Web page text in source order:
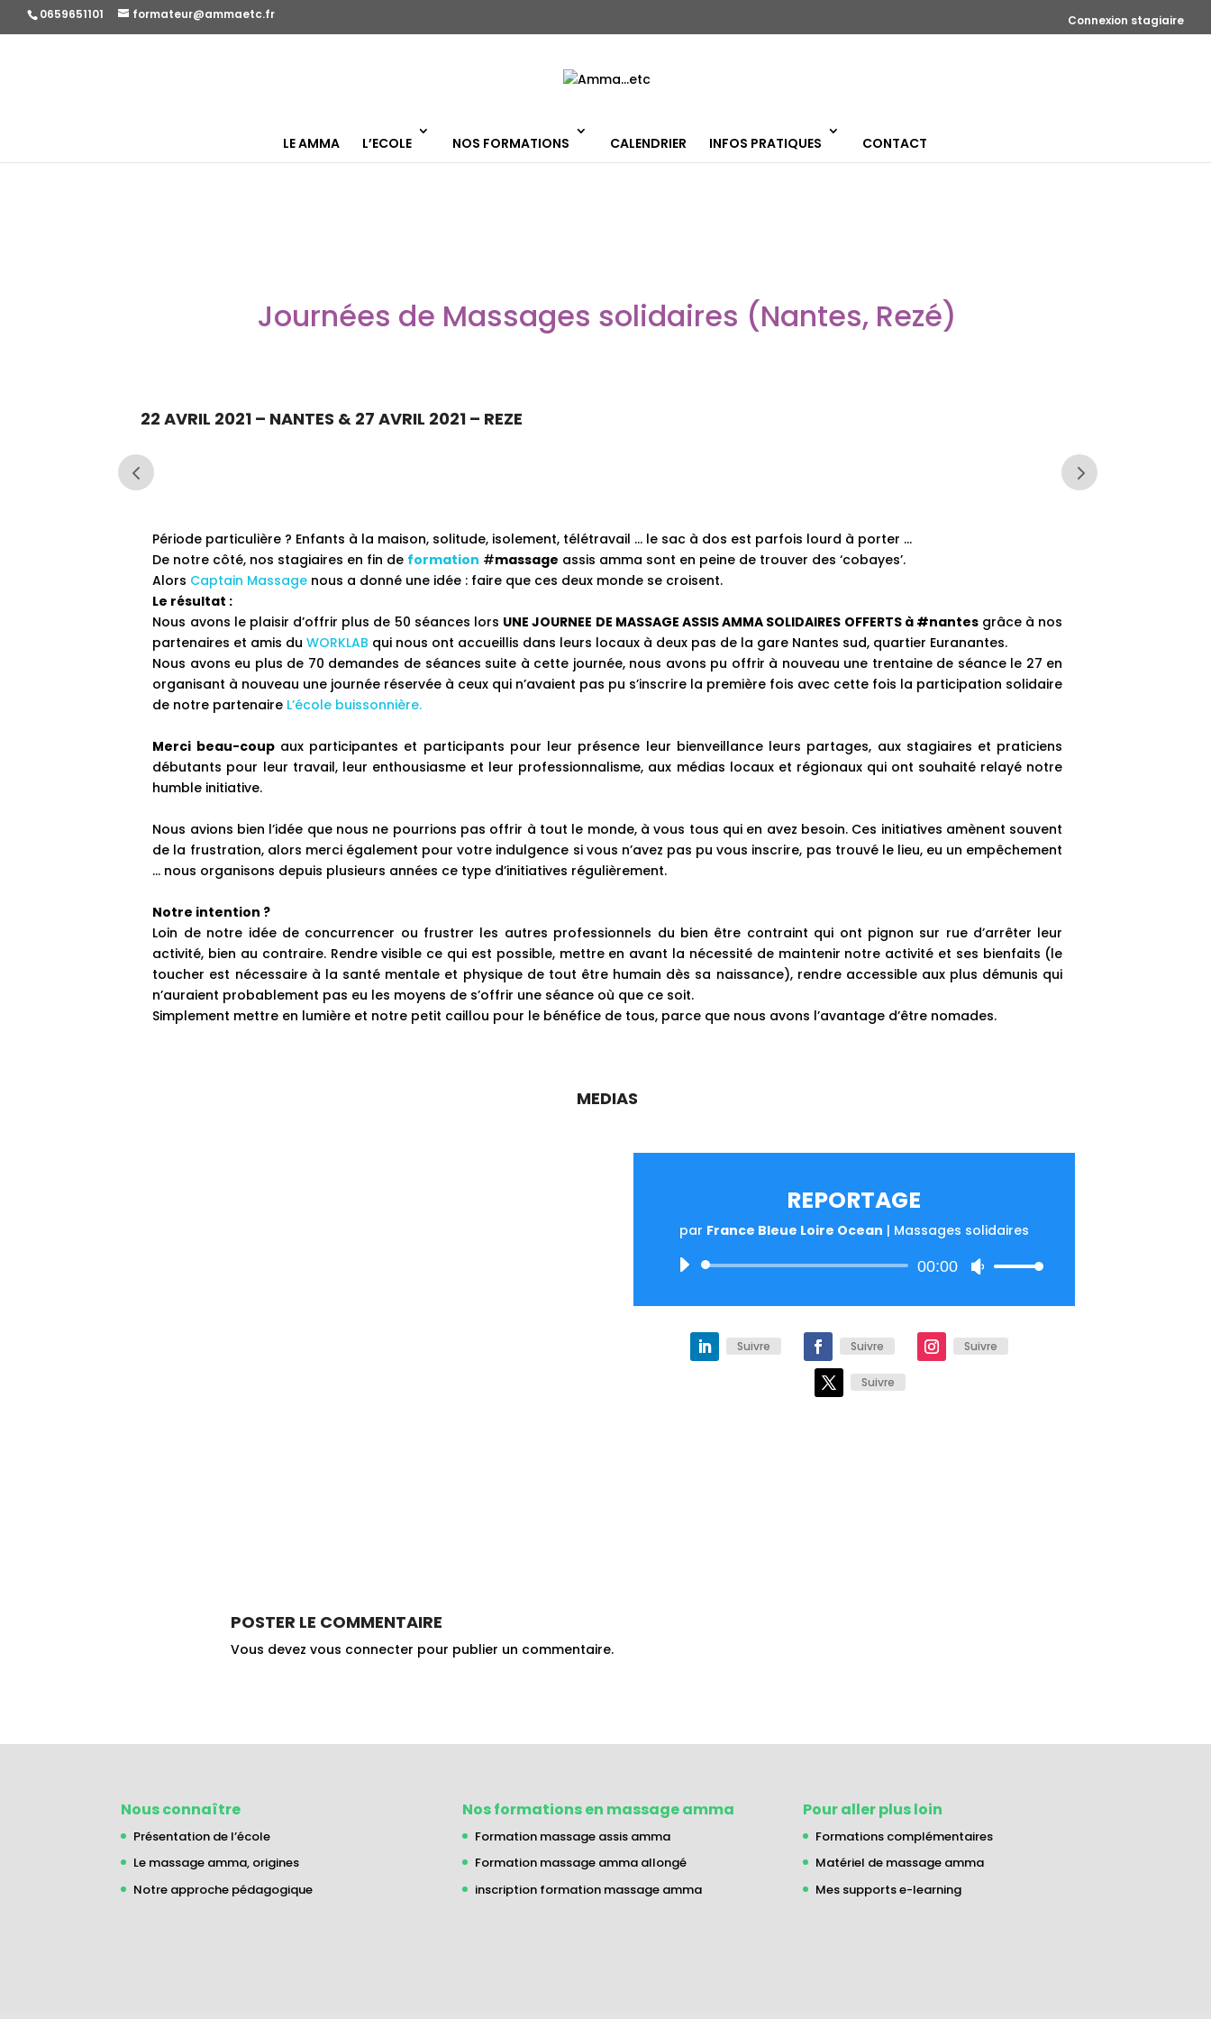
0659651101 formateur@ammaetc.fr Connexion stagiaire
LE AMMA L’ECOLE NOS FORMATIONS CALENDRIER INFOS PRATIQUES CONTACT
Journées de Massages solidaires (Nantes, Rezé)
22 AVRIL 2021 – NANTES & 27 AVRIL 2021 – REZE
Période particulière ? Enfants à la maison, solitude, isolement, télétravail … le sac à dos est parfois lourd à porter …
De notre côté, nos stagiaires en fin de formation #massage assis amma sont en peine de trouver des ‘cobayes’.
Alors Captain Massage nous a donné une idée : faire que ces deux monde se croisent.
Le résultat :
Nous avons le plaisir d’offrir plus de 50 séances lors UNE JOURNEE DE MASSAGE ASSIS AMMA SOLIDAIRES OFFERTS à #nantesgrâce à nos
partenaires et amis duWORKLAB qui nous ont accueillis dans leurs locaux à deux pas de la gare Nantes sud, quartier Euranantes.
Nous avons eu plus de 70 demandes de séances suite à cette journée, nous avons pu offrir à nouveau une trentaine de séance le 27 en
organisant à nouveau une journée réservée à ceux qui n’avaient pas pu s’inscrire la première fois avec cette fois la participation solidaire
de notre partenaire L’école buissonnière.
Merci beau-coupaux participantes et participants pour leur présence leur bienveillance leurs partages, aux stagiaires et praticiens
débutants pour leur travail, leur enthousiasme et leur professionnalisme, aux médias locaux et régionaux qui ont souhaité relayé notre
humble initiative.
Nous avions bien l’idée que nous ne pourrions pas offrir à tout le monde, à vous tous qui en avez besoin. Ces initiatives amènent souvent
de la frustration, alors merci également pour votre indulgence si vous n’avez pas pu vous inscrire, pas trouvé le lieu, eu un empêchement
… nous organisons depuis plusieurs années ce type d’initiatives régulièrement.
Notre intention ?
Loin de notre idée de concurrencer ou frustrer les autres professionnels du bien être contraint qui ont pignon sur rue d’arrêter leur
activité, bien au contraire. Rendre visible ce qui est possible, mettre en avant la nécessité de maintenir notre activité et ses bienfaits (le
toucher est nécessaire à la santé mentale et physique de tout être humain dès sa naissance), rendre accessible aux plus démunis qui
n’auraient probablement pas eu les moyens de s’offrir une séance où que ce soit.
Simplement mettre en lumière et notre petit caillou pour le bénéfice de tous, parce que nous avons l’avantage d’être nomades.
MEDIAS
REPORTAGE
par France Bleue Loire Ocean | Massages solidaires
Lecteur
00:00
Utilisez
flèches
pour
Suivre Suivre Suivre
Suivre
POSTER LE COMMENTAIRE
Vous devez vous connecter pour publier un commentaire.
Nous connaître
Présentation de l’école
Le massage amma, origines
Notre approche pédagogique
Nos formations en massage amma
Formation massage assis amma
Formation massage amma allongé
inscription formation massage amma
Pour aller plus loin
Formations complémentaires
Matériel de massage amma
Mes supports e-learning